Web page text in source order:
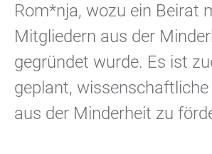
Rom*nja, wozu ein Beirat
Mitgliedern aus der
gegründet wurde. Es ist
geplant, wissenschaftliche
aus der Minderheit zu